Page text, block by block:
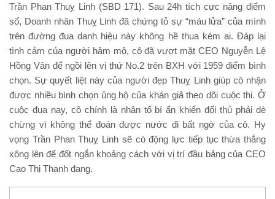
Trần Phan Thuỵ Linh (SBD 171). Sau 24h tích cực nâng điểm
số, Doanh nhân Thuỵ Linh đã chứng tỏ sự “máu lửa” của mình
trên đường đua danh hiệu này không hề thua kém ai. Đáp lại
tình cảm của người hâm mộ, cô đã vượt mặt CEO Nguyễn Lệ
Hồng Vân để ngồi lên vị thứ No.2 trên BXH với 1959 điểm bình
chọn. Sự quyết liệt này của người đẹp Thuỵ Linh giúp cô nhận
được nhiều bình chọn ủng hộ của khán giả theo dõi cuộc thi. Ở
cuộc đua nay, cô chính là nhân tố bí ẩn khiến đối thủ phải dè
chừng vì không thể đoán được nước đi bất ngờ của cô. Hy
vọng Trần Phan Thuỵ Linh sẽ có động lực tiếp tục thừa thắng
xông lên để đốt ngắn khoảng cách với vị trí đầu bảng của CEO
Cao Thị Thanh đang.